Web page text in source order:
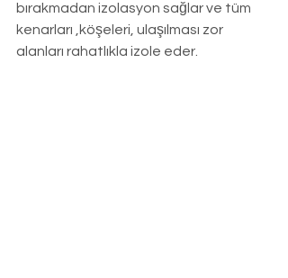
bırakmadan izolasyon sağlar ve tüm
kenarları ,köşeleri, ulaşılması zor
alanları rahatlıkla izole eder.